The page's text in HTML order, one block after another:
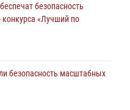
дебошира,
безопасность
конкурса «Лучший по
безопасность масштабных